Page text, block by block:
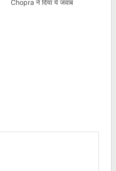
Chopra ने दिया ये जवाब